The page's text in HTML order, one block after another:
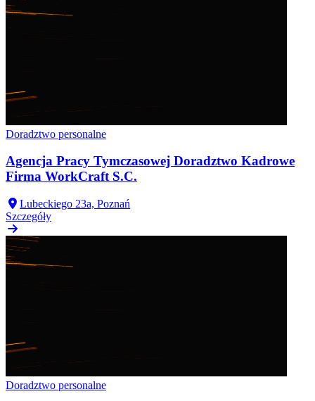
Doradztwo personalne
Agencja Pracy Tymczasowej Doradztwo Kadrowe
Firma WorkCraft S.C.
Lubeckiego 23a, Poznań
Szczegóły
Doradztwo personalne